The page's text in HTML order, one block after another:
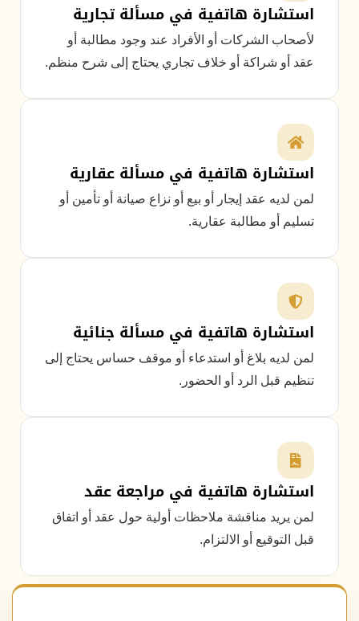
استشارة هاتفية في مسألة تجارية
لأصحاب الشركات أو الأفراد عند وجود مطالبة أو
عقد أو شراكة أو خلاف تجاري يحتاج إلى شرح منظم.
استشارة هاتفية في مسألة عقارية
لمن لديه عقد إيجار أو بيع أو نزاع صيانة أو تأمين أو
تسليم أو مطالبة عقارية.
استشارة هاتفية في مسألة جنائية
لمن لديه بلاغ أو استدعاء أو موقف حساس يحتاج إلى
تنظيم قبل الرد أو الحضور.
استشارة هاتفية في مراجعة عقد
لمن يريد مناقشة ملاحظات أولية حول عقد أو اتفاق
قبل التوقيع أو الالتزام.